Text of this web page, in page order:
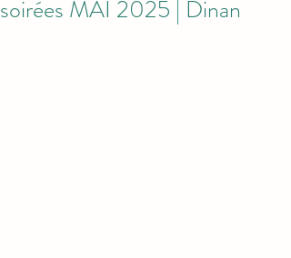
soirées MAI 2025 | Dinan